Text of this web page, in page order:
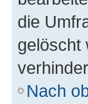
die
gelöscht
Nach